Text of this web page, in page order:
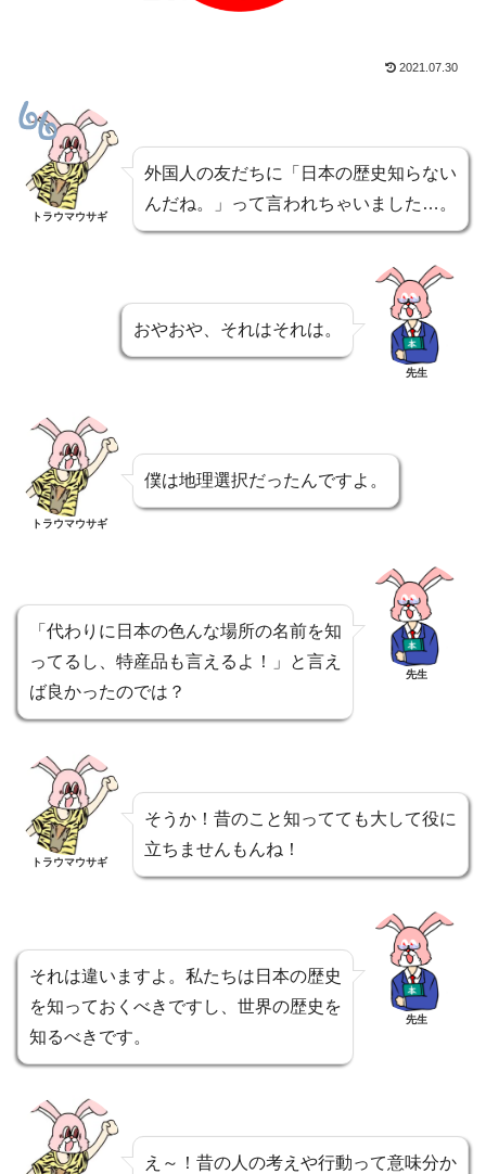
2021.07.30
トラウマウサギ
外国人の友だちに「日本の歴史知らない
んだね。」って言われちゃいました…。
おやおや、それはそれは。
先生
トラウマウサギ
僕は地理選択だったんですよ。
「代わりに日本の色んな場所の名前を知
ってるし、特産品も言えるよ！」と言え
ば良かったのでは？
先生
トラウマウサギ
そうか！昔のこと知ってても大して役に
立ちませんもんね！
それは違いますよ。私たちは日本の歴史
を知っておくべきですし、世界の歴史を
知るべきです。
先生
え～！昔の人の考えや行動って意味分か